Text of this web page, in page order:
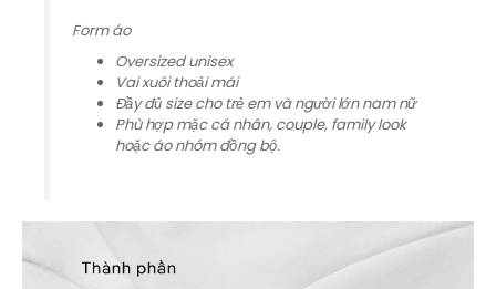
Form áo
Oversized unisex
Vai xuôi thoải mái
Đầy đủ size cho trẻ em và người lớn nam nữ
Phù hợp mặc cá nhân, couple, family look
hoặc áo nhóm đồng bộ.